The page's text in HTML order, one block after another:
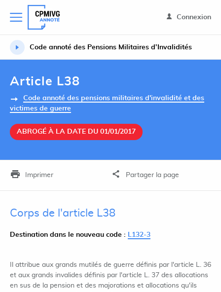
Connexion
Code annoté des Pensions Militaires d’Invalidités
Article L38
Code annoté des pensions militaires d'invalidité et des
victimes de guerre
ABROGÉ À LA DATE DU 01/01/2017
Imprimer Partager la page
Corps de l'article L38
Destination dans le nouveau code : L132-3
Il attribue aux grands mutilés de guerre définis par l'article L. 36
et aux grands invalides définis par l'article L. 37 des allocations
en sus de la pension et des majorations et allocations qu'ils